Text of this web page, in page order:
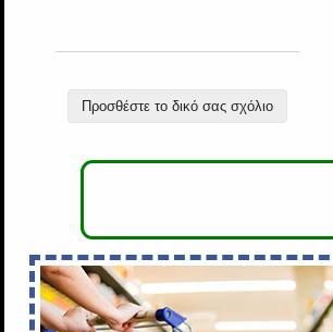
Προσθέστε το δικό σας σχόλιο